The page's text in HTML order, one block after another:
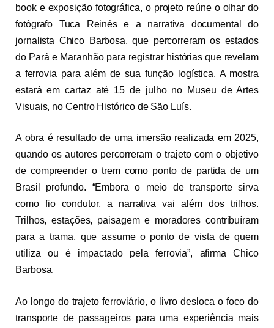
book e exposição fotográfica, o projeto reúne o olhar do
fotógrafo Tuca Reinés e a narrativa documental do
jornalista Chico Barbosa, que percorreram os estados
do Pará e Maranhão para registrar histórias que revelam
a ferrovia para além de sua função logística. A mostra
estará em cartaz até 15 de julho no Museu de Artes
Visuais, no Centro Histórico de São Luís.
A obra é resultado de uma imersão realizada em 2025,
quando os autores percorreram o trajeto com o objetivo
de compreender o trem como ponto de partida de um
Brasil profundo. “Embora o meio de transporte sirva
como fio condutor, a narrativa vai além dos trilhos.
Trilhos, estações, paisagem e moradores contribuíram
para a trama, que assume o ponto de vista de quem
utiliza ou é impactado pela ferrovia”, afirma Chico
Barbosa.
Ao longo do trajeto ferroviário, o livro desloca o foco do
transporte de passageiros para uma experiência mais